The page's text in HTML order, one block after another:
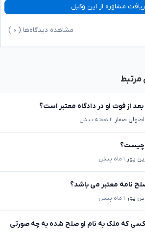
مشاوره از این وکیل
مشاهده دیدگاه‌ها ( ۰
از فوت او در دادگاه معتبر است؟
صفار ۲ هفته پیش
چیست؟
پور ۱ ماه پیش
نامه معتبر می باشد؟
پور ۱ ماه پیش
که ملک به نام او صلح شده به چه صورتی